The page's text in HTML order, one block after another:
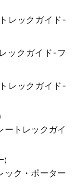
レックガイド-
ックガイド-フ
レックガイド-
ートレックガイ
)
ック・ポーター